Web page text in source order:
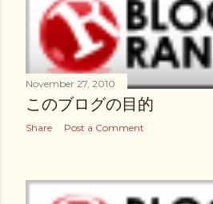
November 27, 2010
このブログの目的
Share Post a Comment